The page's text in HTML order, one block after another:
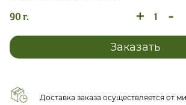
90 г. + -
Заказать
Доставка заказа осуществляется от